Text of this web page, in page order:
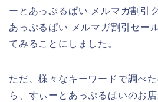
ーとあっぷるぱい メルマガ割引
あっぷるぱい メルマガ割引セー
てみることにしました。
ただ、様々なキーワードで調べ
ら、すぃーとあっぷるぱいのお